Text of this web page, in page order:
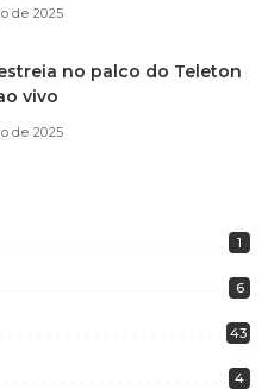
de 2025
no palco do Teleton
vivo
de 2025
1
6
43
4